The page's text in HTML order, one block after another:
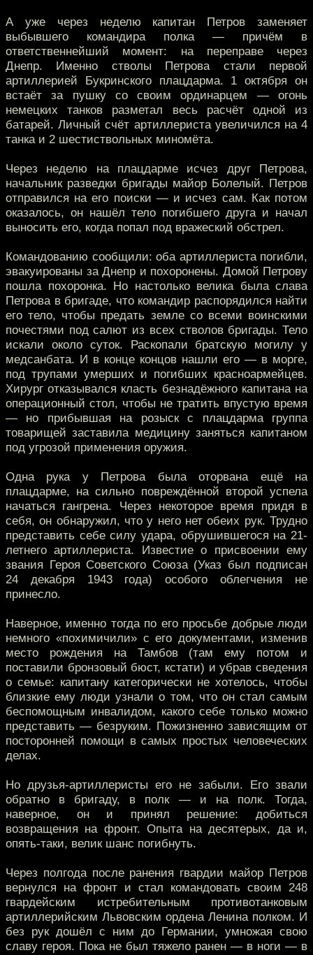
А уже через неделю капитан Петров заменяет
выбывшего командира полка — причём в
ответственнейший момент: на переправе через
Днепр. Именно стволы Петрова стали первой
артиллерией Букринского плацдарма. 1 октября он
встаёт за пушку со своим ординарцем — огонь
немецких танков разметал весь расчёт одной из
батарей. Личный счёт артиллериста увеличился на 4
танка и 2 шестиствольных миномёта.
Через неделю на плацдарме исчез друг Петрова,
начальник разведки бригады майор Болелый. Петров
отправился на его поиски — и исчез сам. Как потом
оказалось, он нашёл тело погибшего друга и начал
выносить его, когда попал под вражеский обстрел.
Командованию сообщили: оба артиллериста погибли,
эвакуированы за Днепр и похоронены. Домой Петрову
пошла похоронка. Но настолько велика была слава
Петрова в бригаде, что командир распорядился найти
его тело, чтобы предать земле со всеми воинскими
почестями под салют из всех стволов бригады. Тело
искали около суток. Раскопали братскую могилу у
медсанбата. И в конце концов нашли его — в морге,
под трупами умерших и погибших красноармейцев.
Хирург отказывался класть безнадёжного капитана на
операционный стол, чтобы не тратить впустую время
— но прибывшая на розыск с плацдарма группа
товарищей заставила медицину заняться капитаном
под угрозой применения оружия.
Одна рука у Петрова была оторвана ещё на
плацдарме, на сильно повреждённой второй успела
начаться гангрена. Через некоторое время придя в
себя, он обнаружил, что у него нет обеих рук. Трудно
представить себе силу удара, обрушившегося на 21-
летнего артиллериста. Известие о присвоении ему
звания Героя Советского Союза (Указ был подписан
24 декабря 1943 года) особого облегчения не
принесло.
Наверное, именно тогда по его просьбе добрые люди
немного «похимичили» с его документами, изменив
место рождения на Тамбов (там ему потом и
поставили бронзовый бюст, кстати) и убрав сведения
о семье: капитану категорически не хотелось, чтобы
близкие ему люди узнали о том, что он стал самым
беспомощным инвалидом, какого себе только можно
представить — безруким. Пожизненно зависящим от
посторонней помощи в самых простых человеческих
делах.
Но друзья-артиллеристы его не забыли. Его звали
обратно в бригаду, в полк — и на полк. Тогда,
наверное, он и принял решение: добиться
возвращения на фронт. Опыта на десятерых, да и,
опять-таки, велик шанс погибнуть.
Через полгода после ранения гвардии майор Петров
вернулся на фронт и стал командовать своим 248
гвардейским истребительным противотанковым
артиллерийским Львовским ордена Ленина полком. И
без рук дошёл с ним до Германии, умножая свою
славу героя. Пока не был тяжело ранен — в ноги — в